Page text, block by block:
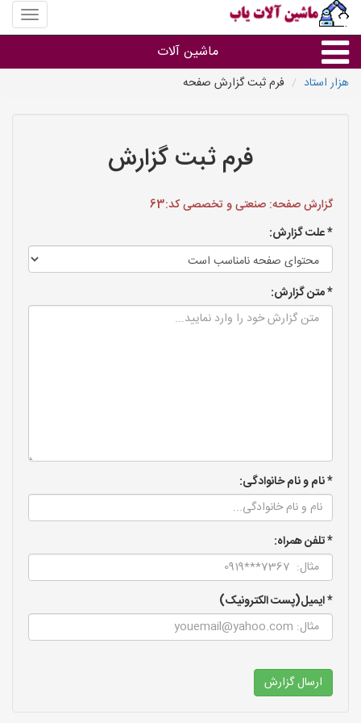
منوی
سایت
آلات
ماشین آلات
سایر گروه ها
ماشین آلات
هزار استاد فرم ثبت گزارش صفحه
فرم ثبت گزارش
گزارش صفحه: صنعتی و تخصصی کد:63
* علت گزارش:
* متن گزارش:
* نام و نام خانوادگی:
* تلفن همراه:
* ایمیل(پست الکترونیک)